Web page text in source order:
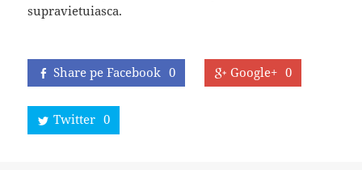
supravietuiasca.
Share pe Facebook 0 Google+ 0
Twitter 0